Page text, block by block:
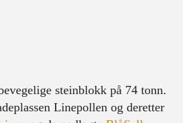
steinblokk på 74 tonn.
Linepollen og deretter